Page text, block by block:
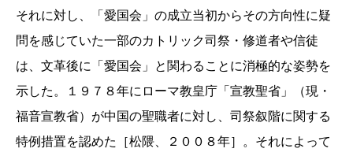
それに対し、「愛国会」の成立当初からその方向性に疑
問を感じていた一部のカトリック司祭・修道者や信徒
は、文革後に「愛国会」と関わることに消極的な姿勢を
示した。１９７８年にローマ教皇庁「宣教聖省」（現・
福音宣教省）が中国の聖職者に対し、司祭叙階に関する
特例措置を認めた［松隈、２００８年］。それによって